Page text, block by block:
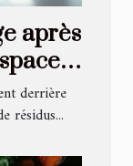
après
derrière
résidus...